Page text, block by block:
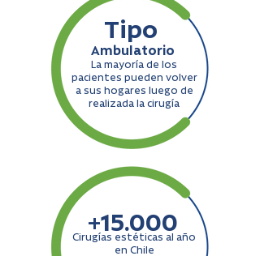
Tipo
Ambulatorio
La mayoría de los
pacientes pueden volver
a sus hogares luego de
realizada la cirugía
+15.000
Cirugías estéticas al año
en Chile